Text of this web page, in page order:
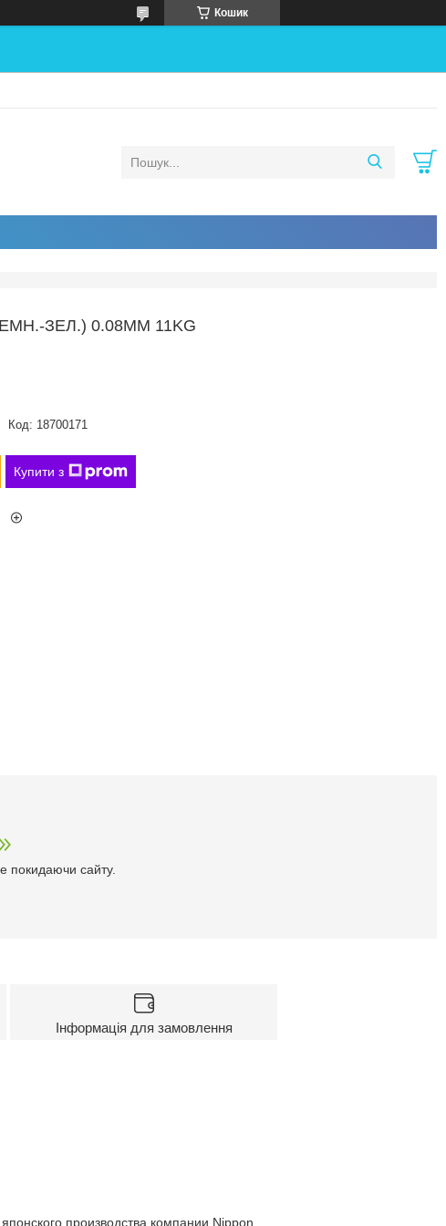
Кошик
ЗЕЛ.) 0.08MM 11KG
Код: 18700171
Купити з
покидаючи сайту.
Інформація для замовлення
производства компании Nippon